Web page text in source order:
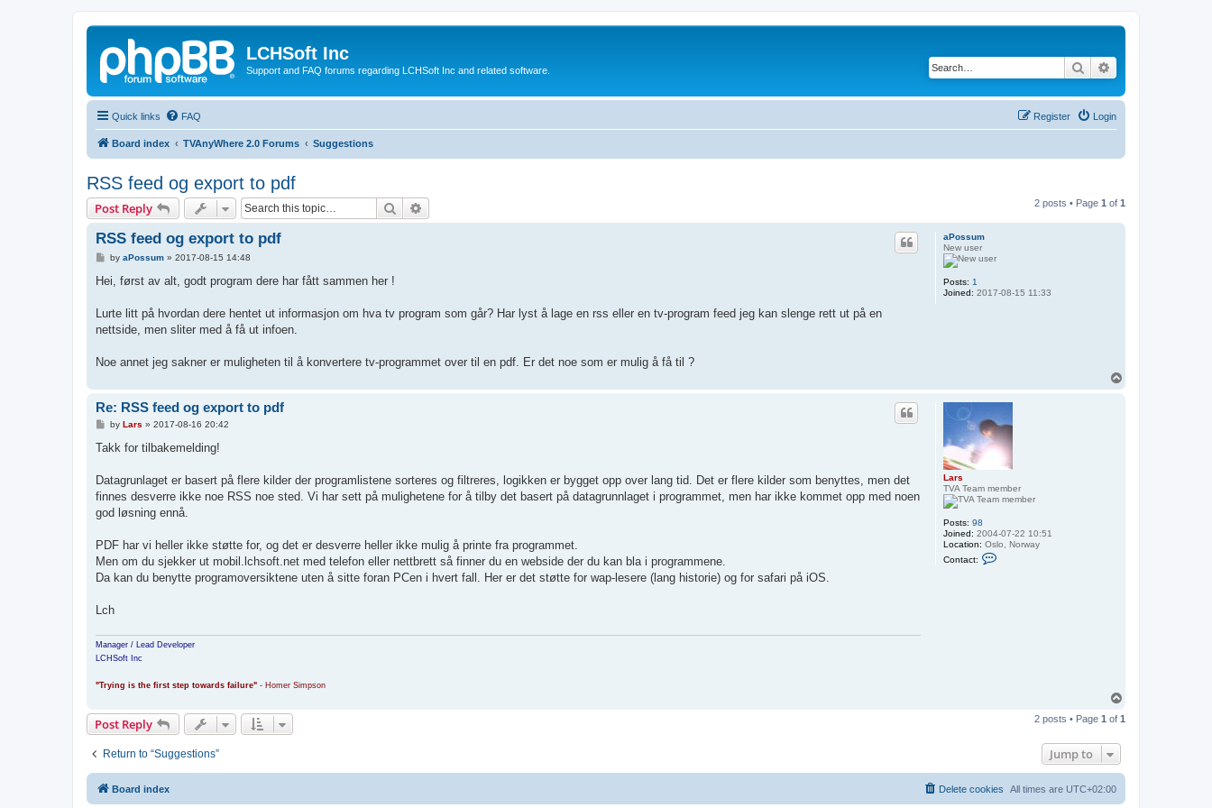
LCHSoft Inc
Support and FAQ forums regarding LCHSoft Inc and related software. Search
Quick links FAQ Login
Register
Board index TVAnyWhere 2.0 Forums Suggestions
RSS feed og export to pdf
Post Reply Search 2 posts • Page 1 of 1
aPossum
New user
Posts: 1
Joined: 2017-08-15 11:33
RSS feed og export to pdf
P
s
by aPossum» 2017-08-15 14:48
Hei, først av alt, godt program dere har fått sammen her !
Lurte litt på hvordan dere hentet ut informasjon om hva tv program som går? Har lyst å lage en rss eller en tv-program feed jeg kan slenge rett ut på en
nettside, men sliter med å få ut infoen.
Noe annet jeg sakner er muligheten til å konvertere tv-programmet over til en pdf. Er det noe som er mulig å få til ?
Lars
TVA Team member
Posts: 98
Joined: 2004-07-22 10:51
Location: Oslo, Norway
Contact:
Re: RSS feed og export to pdf
P
s
by Lars » 2017-08-16 20:42
Takk for tilbakemelding!
Datagrunlaget er basert på flere kilder der programlistene sorteres og filtreres, logikken er bygget opp over lang tid. Det er flere kilder som benyttes, men det
finnes desverre ikke noe RSS noe sted. Vi har sett på mulighetene for å tilby det basert på datagrunnlaget i programmet, men har ikke kommet opp med noen
god løsning ennå.
PDF har vi heller ikke støtte for, og det er desverre heller ikke mulig å printe fra programmet.
Men om du sjekker ut mobil.lchsoft.net med telefon eller nettbrett så finner du en webside der du kan bla i programmene.
Da kan du benytte programoversiktene uten å sitte foran PCen i hvert fall. Her er det støtte for wap-lesere (lang historie) og for safari på iOS.
Lch
Manager / Lead Developer
LCHSoft Inc
"Trying is the first step towards failure" - Homer Simpson
p
Post Reply 2 posts • Page 1 of 1
Return to “Suggestions” Jump to
Board index All times are UTC+02:00
Delete cookies